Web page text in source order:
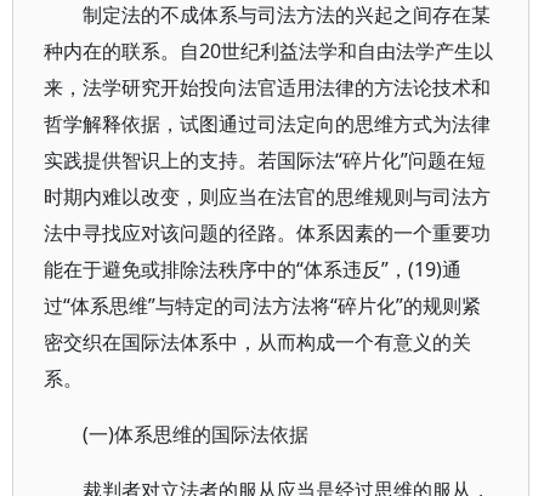
制定法的不成体系与司法方法的兴起之间存在某
种内在的联系。自20世纪利益法学和自由法学产生以
来，法学研究开始投向法官适用法律的方法论技术和
哲学解释依据，试图通过司法定向的思维方式为法律
实践提供智识上的支持。若国际法“碎片化”问题在短
时期内难以改变，则应当在法官的思维规则与司法方
法中寻找应对该问题的径路。体系因素的一个重要功
能在于避免或排除法秩序中的“体系违反”，(19)通
过“体系思维”与特定的司法方法将“碎片化”的规则紧
密交织在国际法体系中，从而构成一个有意义的关
系。
(一)体系思维的国际法依据
裁判者对立法者的服从应当是经过思维的服从，